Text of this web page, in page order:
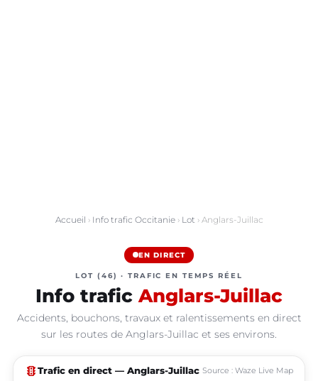
Accueil › Info trafic Occitanie› Lot › Anglars-Juillac
EN DIRECT
LOT (46) · TRAFIC EN TEMPS RÉEL
Info trafic Anglars-Juillac
Accidents, bouchons, travaux et ralentissements en direct
sur les routes de Anglars-Juillac et ses environs.
traffic Trafic en direct — Anglars-Juillac Source : Waze Live Map